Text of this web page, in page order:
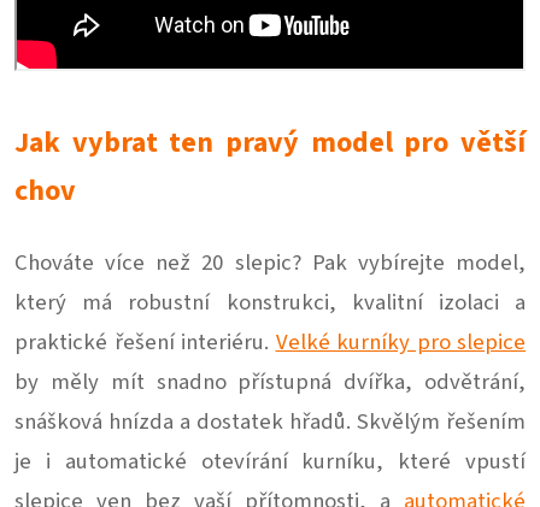
Jak vybrat ten pravý model pro větší
chov
Chováte více než 20 slepic? Pak vybírejte model,
který má robustní konstrukci, kvalitní izolaci a
praktické řešení interiéru.Velké kurníky pro slepice
by měly mít snadno přístupná dvířka, odvětrání,
snášková hnízda a dostatek hřadů. Skvělým řešením
je i automatické otevírání kurníku, které vpustí